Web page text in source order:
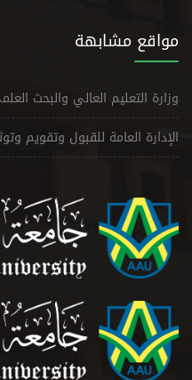
مواقع مشابهة
وزارة التعليم العالي والبحث
الإدارة العامة للقبول وتقويم